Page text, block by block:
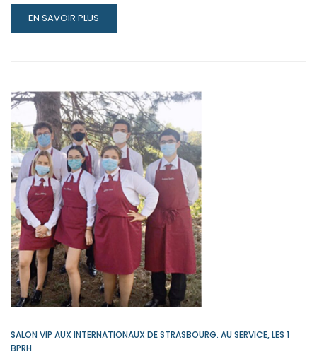
READ
MORE
AU
MONT
SAINT-
ODILE
EN SAVOIR PLUS
SALON VIP AUX INTERNATIONAUX DE STRASBOURG. AU SERVICE, LES 1
BPRH